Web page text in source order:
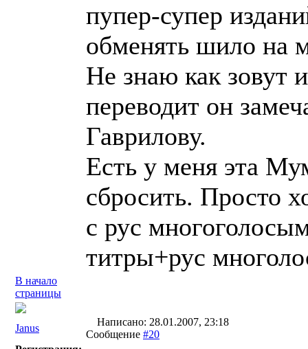
пупер-супер
обменять шило на
Не знаю как зовут
переводит он
Гаврилову.
Есть у меня эта
сбросить. Просто
с рус
титры+рус
В начало
страницы
Janus
Написано: 28.01.2007, 23:18
Сообщение #20